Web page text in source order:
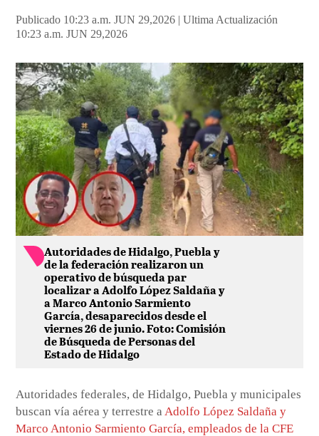
Publicado 10:23 a.m. JUN 29,2026 | Ultima Actualización
10:23 a.m. JUN 29,2026
Autoridades de Hidalgo, Puebla y
de la federación realizaron un
operativo de búsqueda par
localizar a Adolfo López Saldaña y
a Marco Antonio Sarmiento
García, desaparecidos desde el
viernes 26 de junio. Foto: Comisión
de Búsqueda de Personas del
Estado de Hidalgo
Autoridades federales, de Hidalgo, Puebla y municipales
buscan vía aérea y terrestre aAdolfo López Saldaña y
Marco Antonio Sarmiento García, empleados de la CFE